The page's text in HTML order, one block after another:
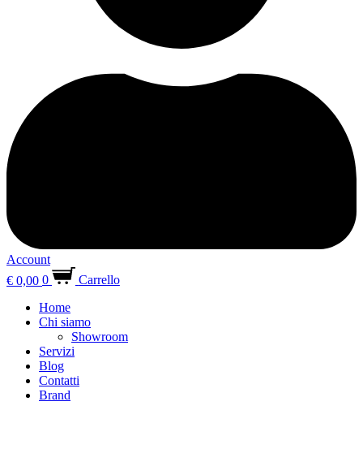
Account
€ 0,00 0
Carrello
Home
Chi siamo
Showroom
Servizi
Blog
Contatti
Brand